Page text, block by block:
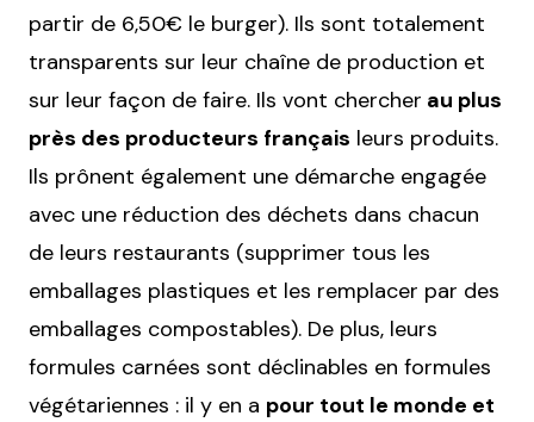
partir de 6,50€ le burger). Ils sont totalement
transparents sur leur chaîne de production et
sur leur façon de faire. Ils vont chercher au plus
près des producteurs français leurs produits.
Ils prônent également une démarche engagée
avec une réduction des déchets dans chacun
de leurs restaurants (supprimer tous les
emballages plastiques et les remplacer par des
emballages compostables). De plus, leurs
formules carnées sont déclinables en formules
végétariennes : il y en a pour tout le monde et